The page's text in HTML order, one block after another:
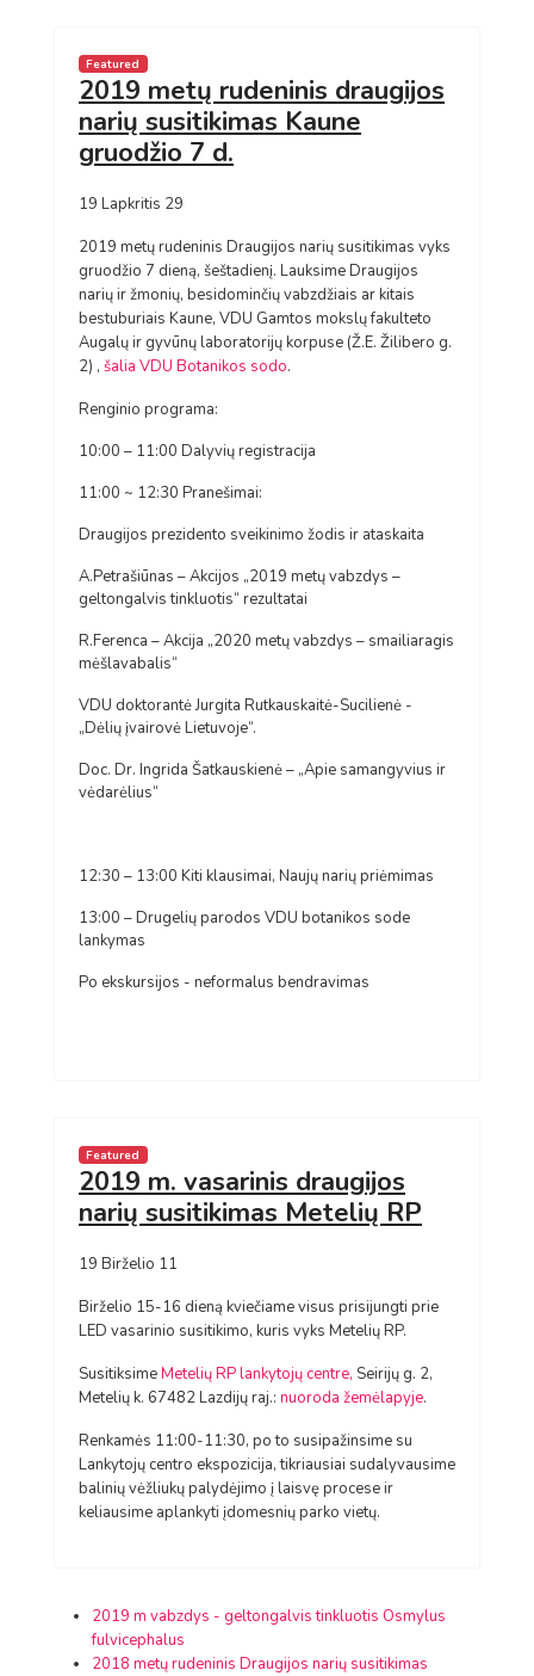
Featured
2019 metų rudeninis draugijos
narių susitikimas Kaune
gruodžio 7 d.
19 Lapkritis 29
2019 metų rudeninis Draugijos narių susitikimas vyks
gruodžio 7 dieną, šeštadienį. Lauksime Draugijos
narių ir žmonių, besidominčių vabzdžiais ar kitais
bestuburiais Kaune, VDU Gamtos mokslų fakulteto
Augalų ir gyvūnų laboratorijų korpuse (Ž.E. Žilibero g.
2) , šalia VDU Botanikos sodo.
Renginio programa:
10:00 – 11:00 Dalyvių registracija
11:00 ~ 12:30 Pranešimai:
Draugijos prezidento sveikinimo žodis ir ataskaita
A.Petrašiūnas – Akcijos „2019 metų vabzdys –
geltongalvis tinkluotis“ rezultatai
R.Ferenca – Akcija „2020 metų vabzdys – smailiaragis
mėšlavabalis“
VDU doktorantė Jurgita Rutkauskaitė-Sucilienė -
„Dėlių įvairovė Lietuvoje“.
Doc. Dr. Ingrida Šatkauskienė – „Apie samangyvius ir
vėdarėlius“
12:30 – 13:00 Kiti klausimai, Naujų narių priėmimas
13:00 – Drugelių parodos VDU botanikos sode
lankymas
Po ekskursijos - neformalus bendravimas
Featured
2019 m. vasarinis draugijos
narių susitikimas Metelių RP
19 Birželio 11
Birželio 15-16 dieną kviečiame visus prisijungti prie
LED vasarinio susitikimo, kuris vyks Metelių RP.
SusitiksimeMetelių RP lankytojų centre, Seirijų g. 2,
Metelių k. 67482 Lazdijų raj.: nuoroda žemėlapyje.
Renkamės 11:00-11:30, po to susipažinsime su
Lankytojų centro ekspozicija, tikriausiai sudalyvausime
balinių vėžliukų palydėjimo į laisvę procese ir
keliausime aplankyti įdomesnių parko vietų.
2019 m vabzdys - geltongalvis tinkluotis Osmylus
fulvicephalus
2018 metų rudeninis Draugijos narių susitikimas